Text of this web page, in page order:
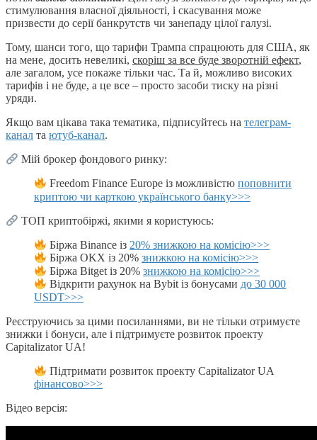
стимулювання власної діяльності, і скасування може
призвести до серії банкрутств чи занепаду цілої галузі.
Тому, шанси того, що тарифи Трампа спрацюють для США, як
на мене, досить невеликі, скоріш за все буде зворотній ефект,
але загалом, усе покаже тільки час. Та й, можливо високих
тарифів і не буде, а це все – просто засоби тиску на різні
уряди.
Якщо вам цікава така тематика, підписуйтесь на телеграм-
канал та ютуб-канал.
Мій брокер фондового ринку:
Freedom Finance Europe із можливістюпоповнити
криптою чи карткою українського банку>>>
ТОП криптобіржі, якими я користуюсь:
Біржа Binance із20% знижкою на комісію>>>
Біржа OKX із 20%знижкою на комісію>>>
Біржа Bitget із 20%знижкою на комісію>>>
Відкрити рахунок на Bybit із бонусамидо 30 000
USDT>>>
Реєструючись за цими посиланнями, ви не тільки отримуєте
знижки і бонуси, але і підтримуєте розвиток проекту
Capitalizator UA!
Підтримати розвиток проекту Capitalizator UA
фінансово>>>
Відео версія: